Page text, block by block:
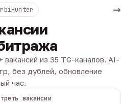
→
вакансий из 35 TG-каналов. AI-
без дублей, обновление
час.
вакансии